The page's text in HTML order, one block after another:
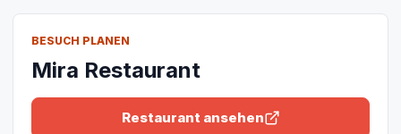
BESUCH PLANEN
Mira Restaurant
Restaurant ansehen